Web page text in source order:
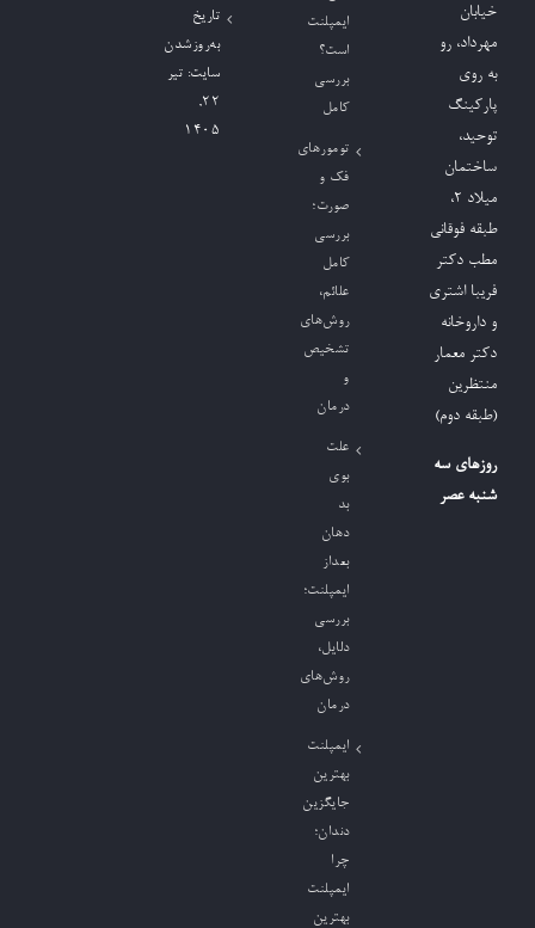
خیابان
مهرداد، رو
به روی
پارکینگ
توحید،
ساختمان
میلاد ٢،
طبقه فوقانی
مطب دکتر
فریبا اشتری
و داروخانه
دکتر معمار
منتظرین
(طبقه دوم)
روزهای سه
شنبه عصر
ایمپلنت
است؟
بررسی
کامل
تومورهای
فک و
صورت؛
بررسی
کامل
علائم،
روش‌های
تشخیص
و
درمان
علت
بوی
بد
دهان
بعداز
ایمپلنت؛
بررسی
دلایل،
روش‌های
درمان
ایمپلنت
بهترین
جایگزین
دندان؛
چرا
ایمپلنت
بهترین
تاریخ
به‌روزشدن
سایت: تیر
۲۲,
۱۴۰۵